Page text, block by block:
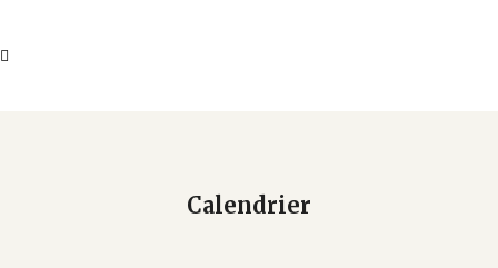
Calendrier